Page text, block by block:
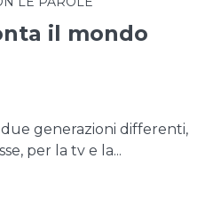
il mondo
generazioni differenti,
per la tv e la...